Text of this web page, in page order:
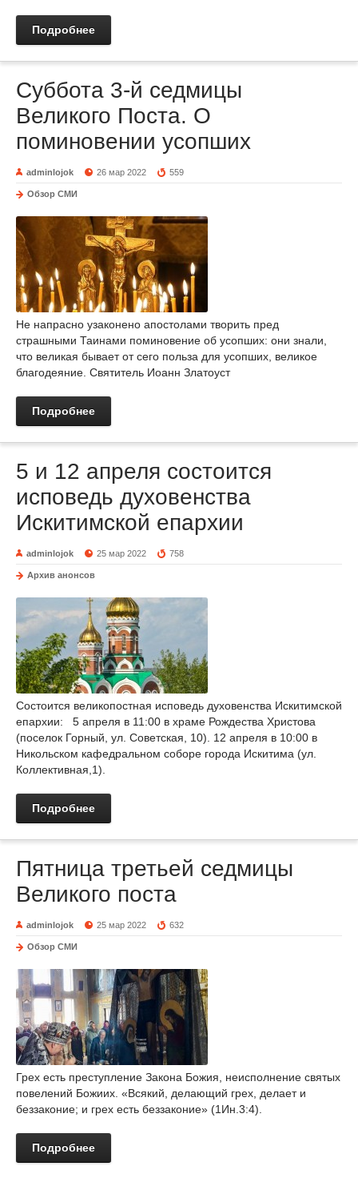
Подробнее
Суббота 3-й седмицы
Великого Поста. О
поминовении усопших
adminlojok 26 мар 2022 559
Обзор СМИ
Не напрасно узаконено апостолами творить пред
страшными Таинами поминовение об усопших: они знали,
что великая бывает от сего польза для усопших, великое
благодеяние. Святитель Иоанн Златоуст
Подробнее
5 и 12 апреля состоится
исповедь духовенства
Искитимской епархии
adminlojok 25 мар 2022 758
Архив анонсов
Состоится великопостная исповедь духовенства Искитимской
епархии: 5 апреля в 11:00 в храме Рождества Христова
(поселок Горный, ул. Советская, 10). 12 апреля в 10:00 в
Никольском кафедральном соборе города Искитима (ул.
Коллективная,1).
Подробнее
Пятница третьей седмицы
Великого поста
adminlojok 25 мар 2022 632
Обзор СМИ
Грех есть преступление Закона Божия, неисполнение святых
повелений Божиих. «Всякий, делающий грех, делает и
беззаконие; и грех есть беззаконие» (1Ин.3:4).
Подробнее